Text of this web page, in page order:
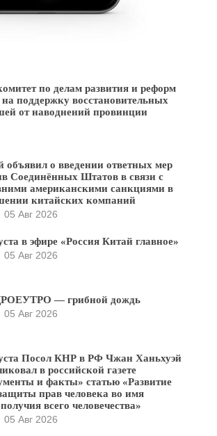
по делам развития и реформ
поддержку восстановительных
от наводнений провинции
объявил о введении ответных мер
Соединённых Штатов в связи с
американскими санкциями в
китайских компаний
05 Авг 2026
в эфире «Россия Китай главное»
05 Авг 2026
— грибной дождь
05 Авг 2026
Посол КНР в РФ Чжан Ханьхуэй
в российской газете
и факты» статью «Развитие
прав человека во имя
всего человечества»
05 Авг 2026